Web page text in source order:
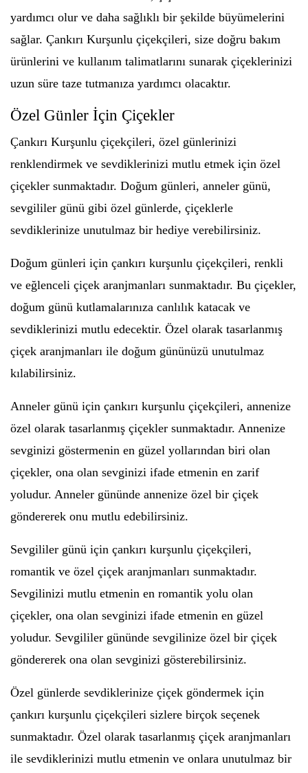
yardımcı olur ve daha sağlıklı bir şekilde büyümelerini
sağlar. Çankırı Kurşunlu çiçekçileri, size doğru bakım
ürünlerini ve kullanım talimatlarını sunarak çiçeklerinizi
uzun süre taze tutmanıza yardımcı olacaktır.
Özel Günler İçin Çiçekler
Çankırı Kurşunlu çiçekçileri, özel günlerinizi
renklendirmek ve sevdiklerinizi mutlu etmek için özel
çiçekler sunmaktadır. Doğum günleri, anneler günü,
sevgililer günü gibi özel günlerde, çiçeklerle
sevdiklerinize unutulmaz bir hediye verebilirsiniz.
Doğum günleri için çankırı kurşunlu çiçekçileri, renkli
ve eğlenceli çiçek aranjmanları sunmaktadır. Bu çiçekler,
doğum günü kutlamalarınıza canlılık katacak ve
sevdiklerinizi mutlu edecektir. Özel olarak tasarlanmış
çiçek aranjmanları ile doğum gününüzü unutulmaz
kılabilirsiniz.
Anneler günü için çankırı kurşunlu çiçekçileri, annenize
özel olarak tasarlanmış çiçekler sunmaktadır. Annenize
sevginizi göstermenin en güzel yollarından biri olan
çiçekler, ona olan sevginizi ifade etmenin en zarif
yoludur. Anneler gününde annenize özel bir çiçek
göndererek onu mutlu edebilirsiniz.
Sevgililer günü için çankırı kurşunlu çiçekçileri,
romantik ve özel çiçek aranjmanları sunmaktadır.
Sevgilinizi mutlu etmenin en romantik yolu olan
çiçekler, ona olan sevginizi ifade etmenin en güzel
yoludur. Sevgililer gününde sevgilinize özel bir çiçek
göndererek ona olan sevginizi gösterebilirsiniz.
Özel günlerde sevdiklerinize çiçek göndermek için
çankırı kurşunlu çiçekçileri sizlere birçok seçenek
sunmaktadır. Özel olarak tasarlanmış çiçek aranjmanları
ile sevdiklerinizi mutlu etmenin ve onlara unutulmaz bir